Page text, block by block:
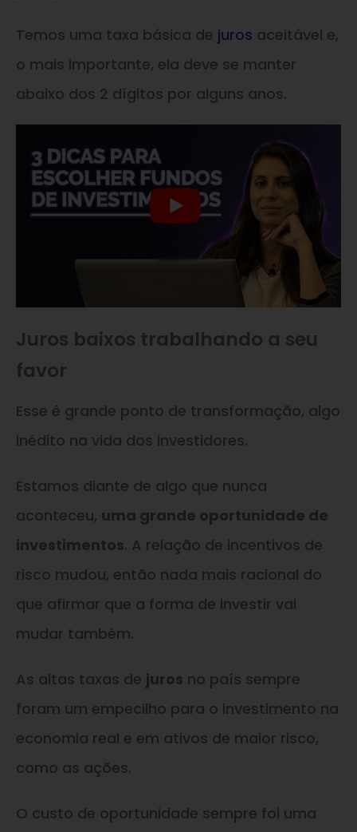
Temos uma taxa básica de juros aceitável e,
o mais importante, ela deve se manter
abaixo dos 2 dígitos por alguns anos.
Juros baixos trabalhando a seu
favor
Esse é grande ponto de transformação, algo
inédito na vida dos investidores.
Estamos diante de algo que nunca
aconteceu, uma grande oportunidade de
investimentos. A relação de incentivos de
risco mudou, então nada mais racional do
que afirmar que a forma de investir vai
mudar também.
As altas taxas de juros no país sempre
foram um empecilho para o investimento na
economia real e em ativos de maior risco,
como as ações.
O custo de oportunidade sempre foi uma